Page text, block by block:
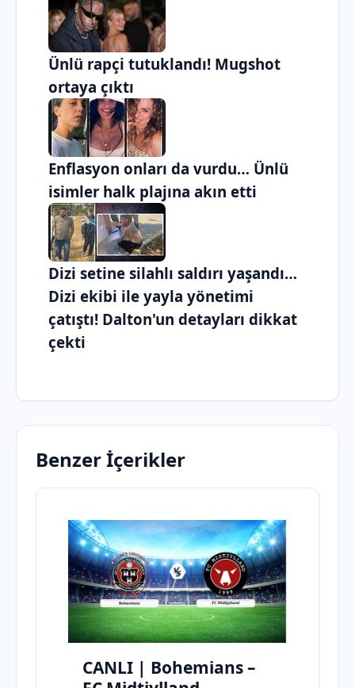
Ünlü rapçi tutuklandı! Mugshot
ortaya çıktı
Enflasyon onları da vurdu… Ünlü
isimler halk plajına akın etti
Dizi setine silahlı saldırı yaşandı…
Dizi ekibi ile yayla yönetimi
çatıştı! Dalton'un detayları dikkat
çekti
Benzer İçerikler
CANLI | Bohemians –